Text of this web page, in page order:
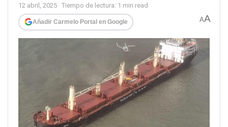
12 abril, 2025 Tiempo de lectura: 1 min read
Añadir Carmelo Portal en Google AA